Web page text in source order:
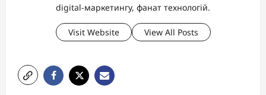
digital-маркетингу, фанат технологій.
Visit Website View All Posts